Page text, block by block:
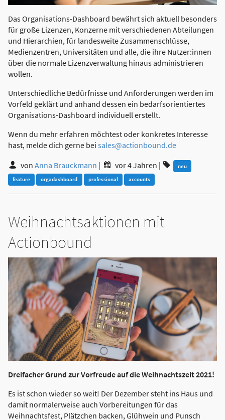
Das Organisations-Dashboard bewährt sich aktuell besonders
für große Lizenzen, Konzerne mit verschiedenen Abteilungen
und Hierarchien, für landesweite Zusammenschlüsse,
Medienzentren, Universitäten und alle, die ihre Nutzer:innen
über die normale Lizenzverwaltung hinaus administrieren
wollen.
Unterschiedliche Bedürfnisse und Anforderungen werden im
Vorfeld geklärt und anhand dessen ein bedarfsorientiertes
Organisations-Dashboard individuell erstellt.
Wenn du mehr erfahren möchtest oder konkretes Interesse
hast, melde dich gerne bei sales@actionbound.de
vonAnna Brauckmann | vor 4 Jahren |
neu
feature
orgadashboard professional accounts
Weihnachtsaktionen mit
Actionbound
Dreifacher Grund zur Vorfreude auf die Weihnachtszeit 2021!
Es ist schon wieder so weit! Der Dezember steht ins Haus und
damit normalerweise auch Vorbereitungen für das
Weihnachtsfest, Plätzchen backen, Glühwein und Punsch